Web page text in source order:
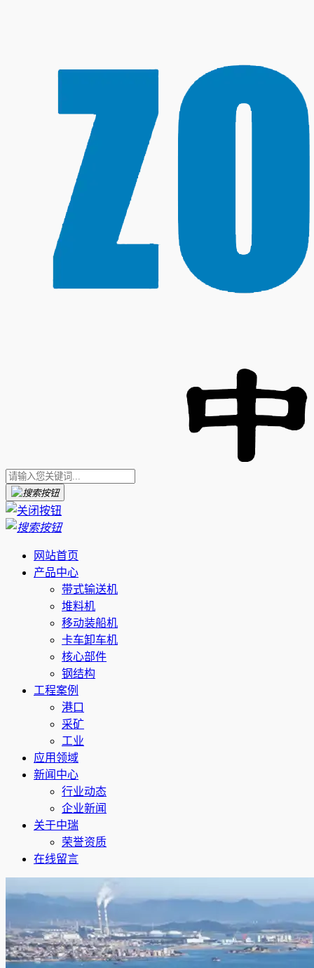
网站首页
产品中心
带式输送机
堆料机
移动装船机
卡车卸车机
核心部件
钢结构
工程案例
港口
采矿
工业
应用领域
新闻中心
行业动态
企业新闻
关于中瑞
荣誉资质
在线留言